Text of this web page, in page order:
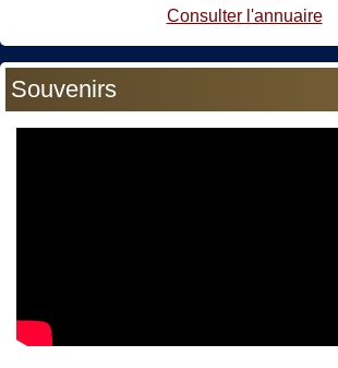
Consulter l'annuaire
Souvenirs